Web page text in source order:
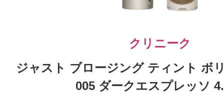
クリニーク
ジャスト ブロージング ティント ボ
005 ダークエスプレッソ